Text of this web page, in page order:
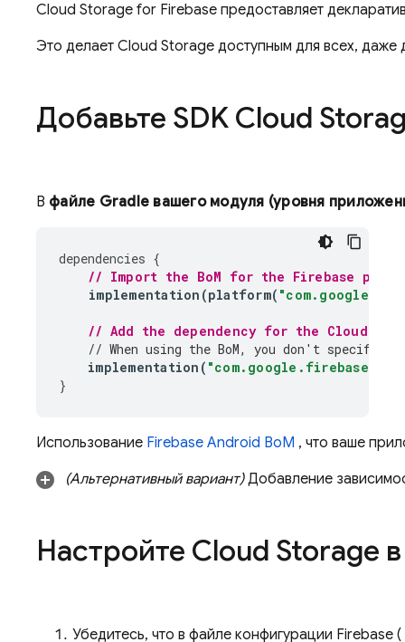
Cloud Storage for Firebase предоставляет
Это делает Cloud Storage доступным для всех, даже
Добавьте SDK Cloud
В файле Gradle вашего модуля (уровня
dependencies {
// Import the BoM for the Firebase
implementation (platform(
// Add the dependency for the Cloud
// When using the BoM, you don't specify
implementation (
}
Использование Firebase Android BoM , что ваше
(Альтернативный вариант)Добавление
Настройте Cloud Storage
Убедитесь, что в файле конфигурации Firebase (